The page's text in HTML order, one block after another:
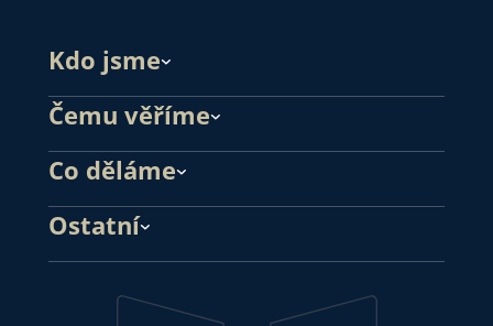
Kdo jsme
Čemu věříme
Co děláme
Ostatní